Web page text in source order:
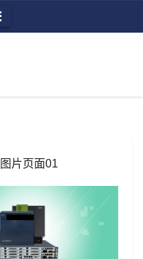
片页面01